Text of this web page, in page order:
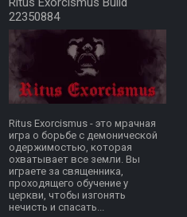
22350884
Ritus Exorcismus - это мрачная
игра о борьбе с демонической
одержимостью, которая
охватывает все земли. Вы
играете за священника,
проходящего обучение у
церкви, чтобы изгонять
нечисть и спасать...